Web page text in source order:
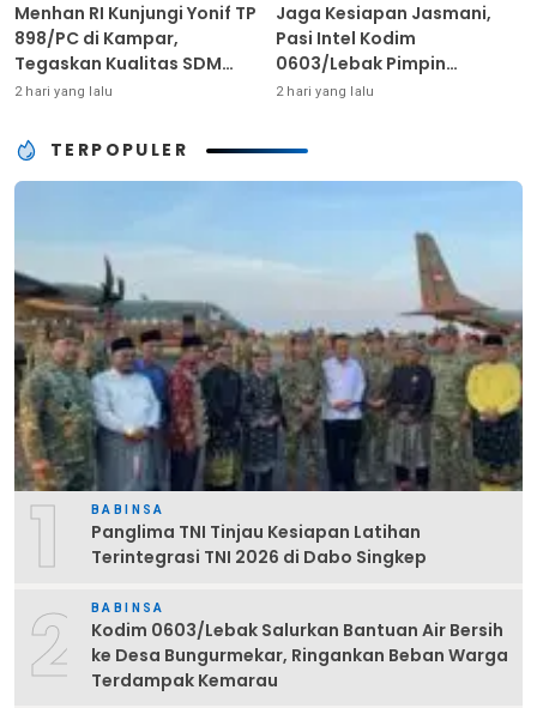
Menhan RI Kunjungi Yonif TP
898/PC di Kampar,
Tegaskan Kualitas SDM
Kunci Kekuatan TNI
2 hari yang lalu
Jaga Kesiapan Jasmani,
Pasi Intel Kodim
0603/Lebak Pimpin
Pembinaan Fisik Rutin
2 hari yang lalu
TERPOPULER
1 BABINSA
Panglima TNI Tinjau Kesiapan Latihan
Terintegrasi TNI 2026 di Dabo Singkep
2 BABINSA
Kodim 0603/Lebak Salurkan Bantuan Air Bersih
ke Desa Bungurmekar, Ringankan Beban Warga
Terdampak Kemarau